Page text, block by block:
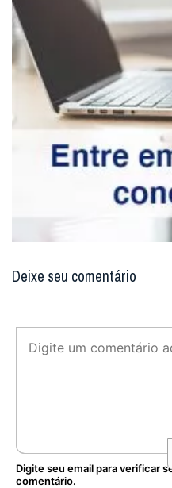
Deixe seu comentário
Digite seu email para verificar
comentário.